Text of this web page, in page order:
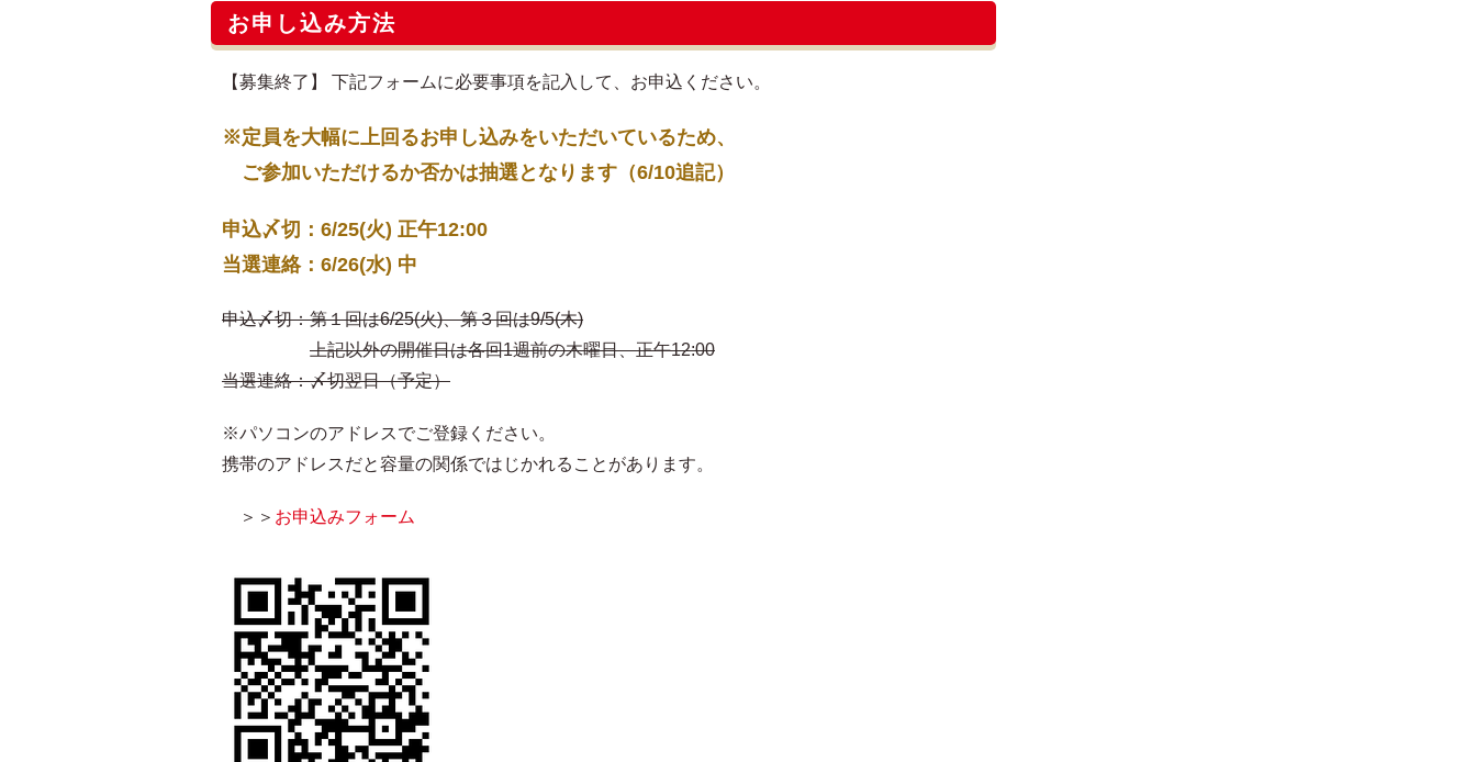
お申し込み方法
【募集終了】 下記フォームに必要事項を記入して、お申込ください。
※定員を大幅に上回るお申し込みをいただいているため、
ご参加いただけるか否かは抽選となります（6/10追記）
申込〆切：6/25(火) 正午12:00
当選連絡：6/26(水) 中
申込〆切：第１回は6/25(火)、第３回は9/5(木)
上記以外の開催日は各回1週前の木曜日、正午12:00
当選連絡：〆切翌日（予定）
※パソコンのアドレスでご登録ください。
携帯のアドレスだと容量の関係ではじかれることがあります。
＞＞ お申込みフォーム